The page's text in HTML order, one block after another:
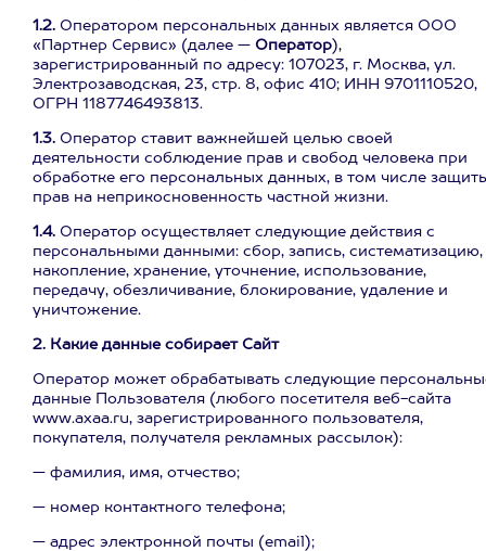
1.2. Оператором персональных данных является ООО
«Партнер Сервис» (далее — Оператор),
зарегистрированный по адресу: 107023, г. Москва, ул.
Электрозаводская, 23, стр. 8, офис 410; ИНН 9701110520,
ОГРН 1187746493813.
1.3. Оператор ставит важнейшей целью своей
деятельности соблюдение прав и свобод человека при
обработке его персональных данных, в том числе
прав на неприкосновенность частной жизни.
1.4. Оператор осуществляет следующие действия с
персональными данными: сбор, запись, систематизацию,
накопление, хранение, уточнение, использование,
передачу, обезличивание, блокирование, удаление и
уничтожение.
2. Какие данные собирает Сайт
Оператор может обрабатывать следующие
данные Пользователя (любого посетителя веб-сайта
www.axaa.ru, зарегистрированного пользователя,
покупателя, получателя рекламных рассылок):
— фамилия, имя, отчество;
— номер контактного телефона;
— адрес электронной почты (email);